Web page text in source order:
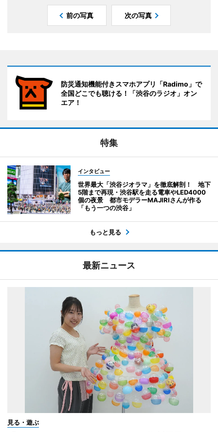
前の写真 次の写真
防災通知機能付きスマホアプリ「Radimo」で
全国どこでも聴ける！「渋谷のラジオ」オン
エア！
特集
インタビュー
世界最大「渋谷ジオラマ」を徹底解剖！ 地下
5階まで再現・渋谷駅を走る電車やLED4000
個の夜景 都市モデラーMAJIRIさんが作る
「もう一つの渋谷」
もっと見る
最新ニュース
見る・遊ぶ